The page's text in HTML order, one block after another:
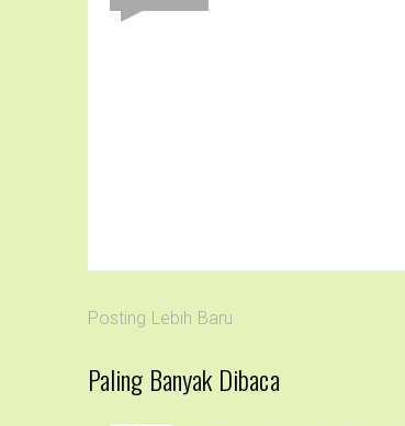
Posting Lebih Baru
Paling Banyak Dibaca